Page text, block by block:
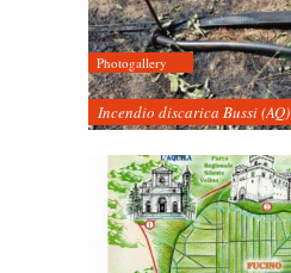
Photogallery
Incendio discarica Bussi (AQ)